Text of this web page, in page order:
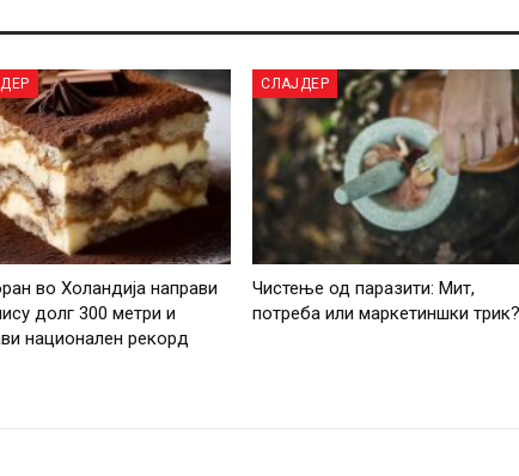
во Холандија направи
долг 300 метри и
национален рекорд
СЛАЈДЕР
Чистење од паразити: Мит,
потреба или маркетиншки трик?